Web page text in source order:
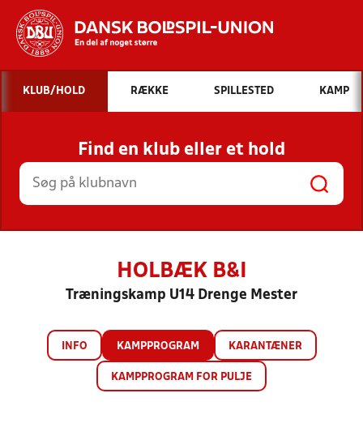
Hvad vil du søge efter?
INDHOLD OG NYHEDER
STILLINGER, RESULTATER, KLUBBER OG
HOLD
KLUB/HOLD RÆKKE SPILLESTED KAMP
Find en klub eller et hold
HOLBÆK B&I
Træningskamp U14 Drenge Mester
INFO KAMPPROGRAM KARANTÆNER
KAMPPROGRAM FOR PULJE